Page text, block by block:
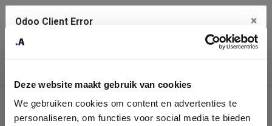
Deze website maakt gebruik van cookies
We gebruiken cookies om content en advertenties te
personaliseren, om functies voor social media te bieden
Company
Odoo Client Error ×
service.